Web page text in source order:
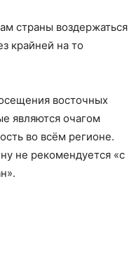
страны воздержаться
крайней на то
восточных
являются очагом
во всём регионе.
не рекомендуется «с